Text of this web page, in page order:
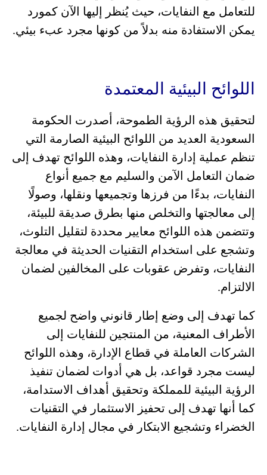
للتعامل مع النفايات، حيث يُنظر إليها الآن كمورد
يمكن الاستفادة منه بدلاً من كونها مجرد عبء بيئي.
اللوائح البيئية المعتمدة
لتحقيق هذه الرؤية الطموحة، أصدرت الحكومة
السعودية العديد من اللوائح البيئية الصارمة التي
تنظم عملية إدارة النفايات، وهذه اللوائح تهدف إلى
ضمان التعامل الآمن والسليم مع جميع أنواع
النفايات، بدءًا من فرزها وتجميعها ونقلها، وصولًا
إلى معالجتها والتخلص منها بطرق صديقة للبيئة،
وتتضمن هذه اللوائح معايير محددة لتقليل التلوث،
وتشجع على استخدام التقنيات الحديثة في معالجة
النفايات، وتفرض عقوبات على المخالفين لضمان
الالتزام.
كما تهدف إلى وضع إطار قانوني واضح لجميع
الأطراف المعنية، من المنتجين للنفايات إلى
الشركات العاملة في قطاع الإدارة، وهذه اللوائح
ليست مجرد قواعد، بل هي أدوات لضمان تنفيذ
الرؤية البيئية للمملكة وتحقيق أهداف الاستدامة،
كما أنها تهدف إلى تحفيز الاستثمار في التقنيات
الخضراء وتشجيع الابتكار في مجال إدارة النفايات.